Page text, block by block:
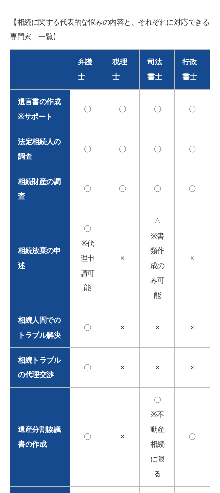
【相続に関する代表的な悩みの内容と、それぞれに対応できる
専門家 一覧】
弁護
士
税理
士
司法
書士
行政
書士
遺言書の作成
※サポート
〇 〇 〇 〇
法定相続人の
調査
〇 〇 〇 〇
相続財産の調
査
〇 〇 〇 〇
相続放棄の申
述
〇
※代
理申
請可
能
×
△
※書
類作
成の
み可
能
×
相続人間での
トラブル解決
〇 × × ×
相続トラブル
の代理交渉
〇 × × ×
遺産分割協議
書の作成
〇 ×
〇
※不
動産
相続
に限
る
〇